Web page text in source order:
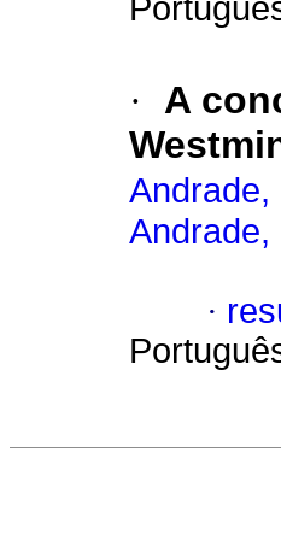
·
A
Andrade,
Andrade,
·